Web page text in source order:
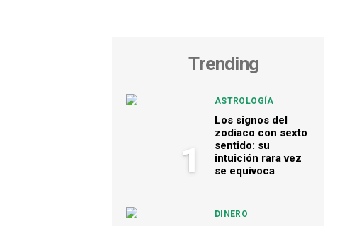
Trending
1
ASTROLOGÍA
Los signos del
zodiaco con sexto
sentido: su
intuición rara vez
se equivoca
DINERO